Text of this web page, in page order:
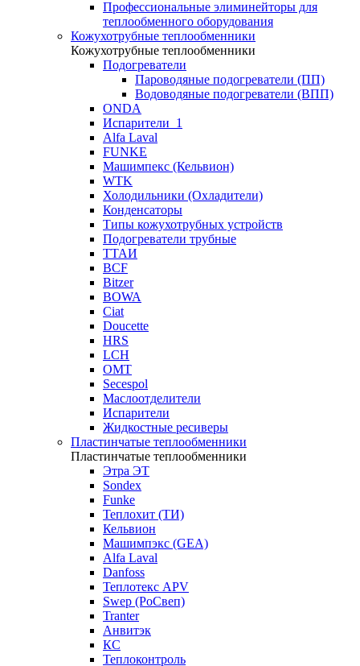
Профессиональные элиминейторы для
теплообменного оборудования
Кожухотрубные теплообменники
Кожухотрубные теплообменники
Подогреватели
Пароводяные подогреватели (ПП)
Водоводяные подогреватели (ВПП)
ONDA
Испарители_1
Alfa Laval
FUNKE
Машимпекс (Кельвион)
WTK
Холодильники (Охладители)
Конденсаторы
Типы кожухотрубных устройств
Подогреватели трубные
ТТАИ
BCF
Bitzer
BOWA
Ciat
Doucette
HRS
LCH
OMT
Secespol
Маслоотделители
Испарители
Жидкостные ресиверы
Пластинчатые теплообменники
Пластинчатые теплообменники
Этра ЭТ
Sondex
Funke
Теплохит (ТИ)
Кельвион
Машимпэкс (GEA)
Alfa Laval
Danfoss
Теплотекс APV
Swep (РоСвеп)
Tranter
Анвитэк
КС
Теплоконтроль